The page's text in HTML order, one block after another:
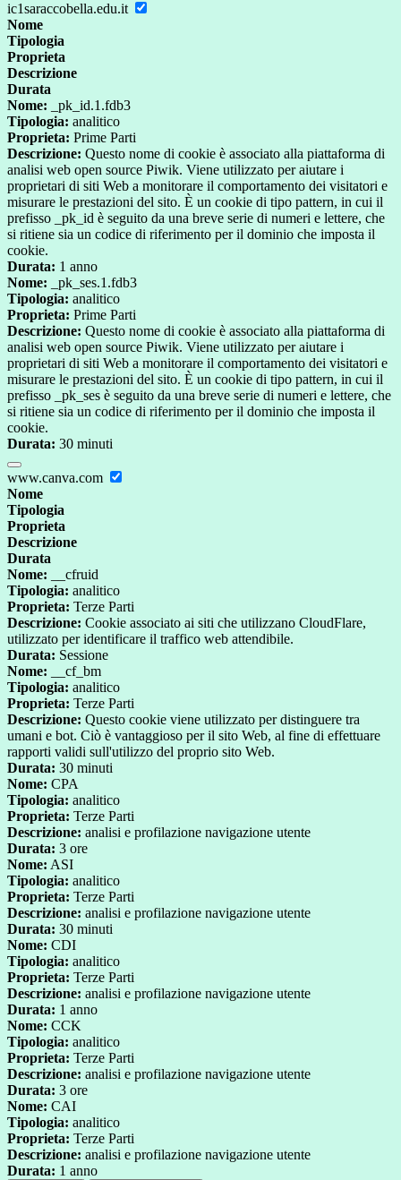
ic1saraccobella.edu.it
Nome
Tipologia
Proprieta
Descrizione
Durata
Nome: _pk_id.1.fdb3
Tipologia: analitico
Proprieta: Prime Parti
Descrizione: Questo nome di cookie è associato alla piattaforma di
analisi web open source Piwik. Viene utilizzato per aiutare i
proprietari di siti Web a monitorare il comportamento dei visitatori e
misurare le prestazioni del sito. È un cookie di tipo pattern, in cui il
prefisso _pk_id è seguito da una breve serie di numeri e lettere, che
si ritiene sia un codice di riferimento per il dominio che imposta il
cookie.
Durata: 1 anno
Nome: _pk_ses.1.fdb3
Tipologia: analitico
Proprieta: Prime Parti
Descrizione: Questo nome di cookie è associato alla piattaforma di
analisi web open source Piwik. Viene utilizzato per aiutare i
proprietari di siti Web a monitorare il comportamento dei visitatori e
misurare le prestazioni del sito. È un cookie di tipo pattern, in cui il
prefisso _pk_ses è seguito da una breve serie di numeri e lettere, che
si ritiene sia un codice di riferimento per il dominio che imposta il
cookie.
Durata: 30 minuti
www.canva.com
Nome
Tipologia
Proprieta
Descrizione
Durata
Nome: __cfruid
Tipologia: analitico
Proprieta: Terze Parti
Descrizione: Cookie associato ai siti che utilizzano CloudFlare,
utilizzato per identificare il traffico web attendibile.
Durata: Sessione
Nome: __cf_bm
Tipologia: analitico
Proprieta: Terze Parti
Descrizione: Questo cookie viene utilizzato per distinguere tra
umani e bot. Ciò è vantaggioso per il sito Web, al fine di effettuare
rapporti validi sull'utilizzo del proprio sito Web.
Durata: 30 minuti
Nome: CPA
Tipologia: analitico
Proprieta: Terze Parti
Descrizione: analisi e profilazione navigazione utente
Durata: 3 ore
Nome: ASI
Tipologia: analitico
Proprieta: Terze Parti
Descrizione: analisi e profilazione navigazione utente
Durata: 30 minuti
Nome: CDI
Tipologia: analitico
Proprieta: Terze Parti
Descrizione: analisi e profilazione navigazione utente
Durata: 1 anno
Nome: CCK
Tipologia: analitico
Proprieta: Terze Parti
Descrizione: analisi e profilazione navigazione utente
Durata: 3 ore
Nome: CAI
Tipologia: analitico
Proprieta: Terze Parti
Descrizione: analisi e profilazione navigazione utente
Durata: 1 anno